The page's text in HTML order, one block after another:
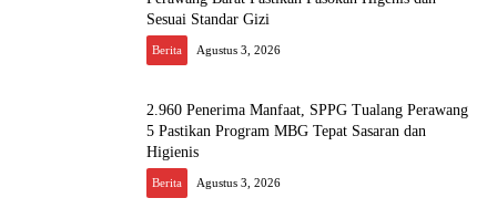
Sesuai Standar Gizi
Berita Agustus 3, 2026
2.960 Penerima Manfaat, SPPG Tualang Perawang
5 Pastikan Program MBG Tepat Sasaran dan
Higienis
Berita Agustus 3, 2026